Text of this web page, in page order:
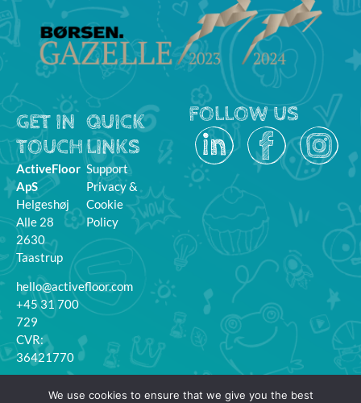
GET IN
TOUCH
ActiveFloor
ApS
Helgeshøj
Alle 28
2630
Taastrup
hello@activefloor.com
+45 31 700
729
CVR:
36421770
QUICK
LINKS
Support
Privacy &
Cookie
Policy
MyFloor
FOLLOW US
We use cookies to ensure that we give you the best